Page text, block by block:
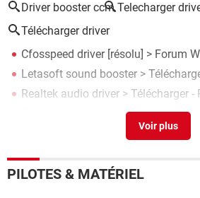
Driver booster ccm Telecharger
Télécharger driver
Cfosspeed driver[résolu] > Forum
Letasoft sound booster >
Realtek audio driver > Télécharger -
> Accueil - Utilitaires
>
PILOTES & MATÉRIEL